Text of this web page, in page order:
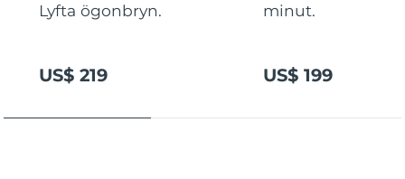
Lyfta ögonbryn.
US$ 219
minut.
US$ 199